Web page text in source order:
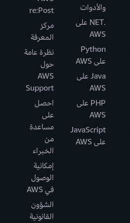
والأدوات
.NET على
AWS
Python
على AWS
Java على
AWS
PHP على
AWS
JavaScript
على AWS
re:Post
مركز
المعرفة
نظرة عامة
حول
AWS
Support
احصل
على
مساعدة
من
الخبراء
إمكانية
الوصول
في AWS
الشؤون
القانونية